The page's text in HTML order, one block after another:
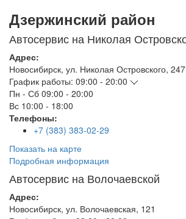
Дзержинский район
Автосервис на Николая
Адрес:
Новосибирск, ул. Николая Островского, 247
График работы: 09:00 - 20:00
Пн - Сб 09:00 - 20:00
Вс 10:00 - 18:00
Телефоны:
+7 (383) 383-02-29
Показать на карте
Подробная информация
Автосервис на Волочаевской
Адрес:
Новосибирск, ул. Волочаевская, 121